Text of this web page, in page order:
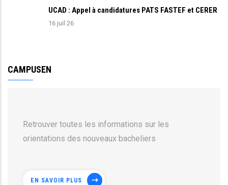
UCAD : Appel à candidatures PATS FASTEF et CERER
16 juil 26
CAMPUSEN
Retrouver toutes les informations sur les
orientations des nouveaux bacheliers
EN SAVOIR PLUS